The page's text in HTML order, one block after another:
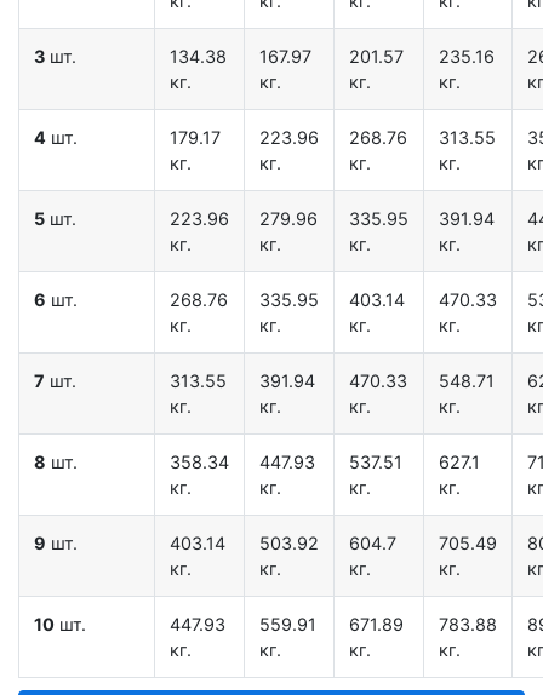
3 шт.
134.38
кг.
167.97
кг.
201.57
кг.
235.16
кг.
4 шт.
179.17
кг.
223.96
кг.
268.76
кг.
313.55
кг.
5 шт.
223.96
кг.
279.96
кг.
335.95
кг.
391.94
кг.
6 шт.
268.76
кг.
335.95
кг.
403.14
кг.
470.33
кг.
7 шт.
313.55
кг.
391.94
кг.
470.33
кг.
548.71
кг.
8 шт.
358.34
кг.
447.93
кг.
537.51
кг.
627.1
кг.
9 шт.
403.14
кг.
503.92
кг.
604.7
кг.
705.49
кг.
10 шт.
447.93
кг.
559.91
кг.
671.89
кг.
783.88
кг.